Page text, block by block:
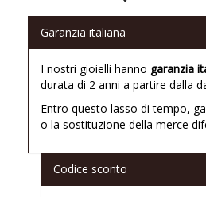
Garanzia italiana
I nostri gioielli hanno garanzia
durata di 2 anni a partire dalla
Entro questo lasso di tempo,
o la sostituzione della merce
Codice sconto